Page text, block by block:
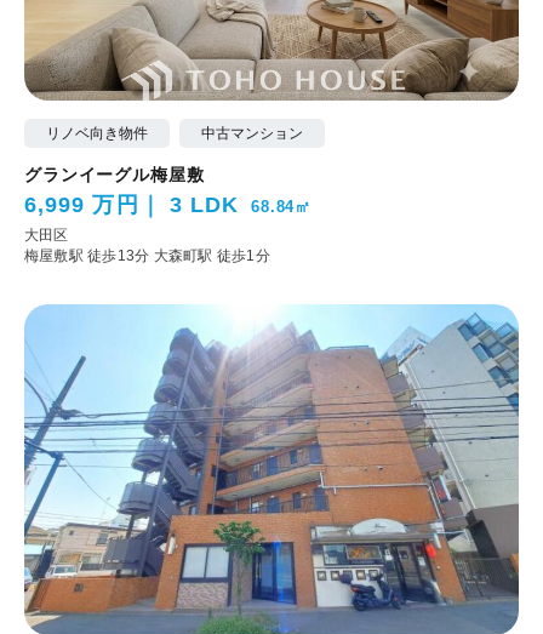
リノベ向き物件 中古マンション
グランイーグル梅屋敷
6,999 万円 3 LDK 68.84㎡
大田区
梅屋敷駅 徒歩13分 大森町駅 徒歩1分